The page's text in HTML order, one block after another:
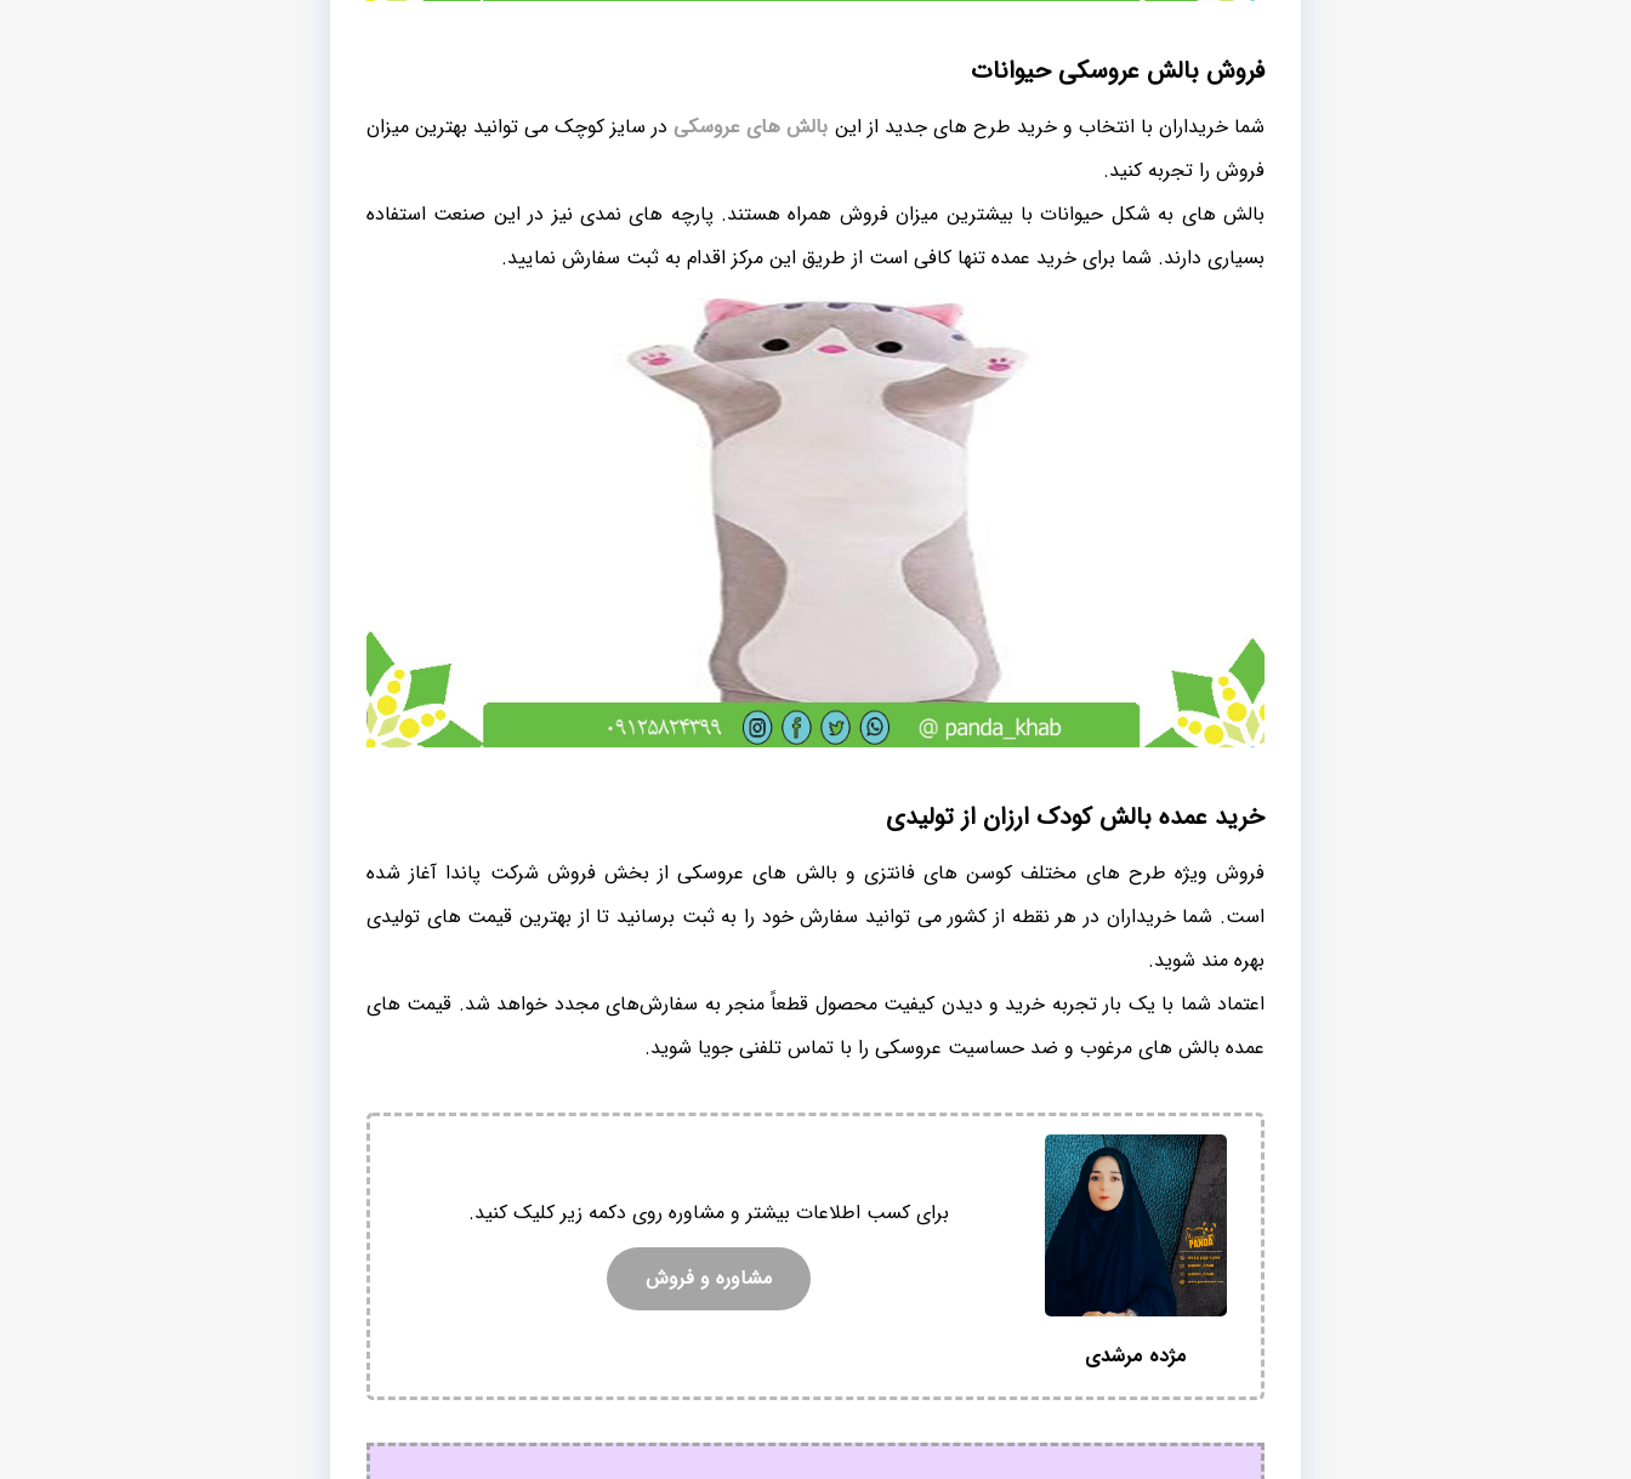
فروش بالش عروسکی حیوانات
شما خریداران با انتخاب و خرید طرح های جدید از این بالش های عروسکیدر سایز کوچک می توانید بهترین میزان
فروش را تجربه کنید.
بالش های به شکل حیوانات با بیشترین میزان فروش همراه هستند. پارچه های نمدی نیز در این صنعت استفاده
بسیاری دارند. شما برای خرید عمده تنها کافی است از طریق این مرکز اقدام به ثبت سفارش نمایید.
خرید عمده بالش کودک ارزان از تولیدی
فروش ویژه طرح های مختلف کوسن های فانتزی و بالش های عروسکی از بخش فروش شرکت پاندا آغاز شده
است. شما خریداران در هر نقطه از کشور می توانید سفارش خود را به ثبت برسانید تا از بهترین قیمت های تولیدی
بهره مند شوید.
اعتماد شما با یک بار تجربه خرید و دیدن کیفیت محصول قطعاً منجر به سفارش‌های مجدد خواهد شد. قیمت های
عمده بالش های مرغوب و ضد حساسیت عروسکی را با تماس تلفنی جویا شوید.
مژده مرشدی
برای کسب اطلاعات بیشتر و مشاوره روی دکمه زیر کلیک کنید.
مشاوره و فروش